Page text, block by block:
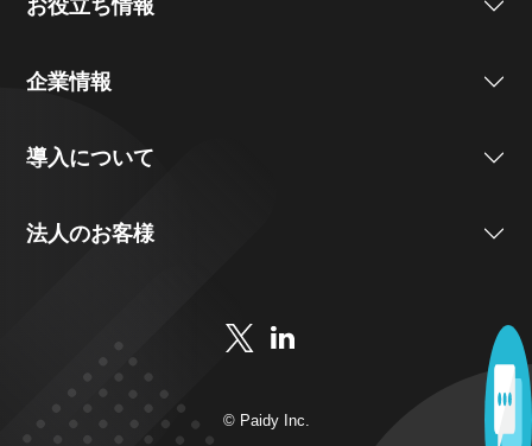
お役立ち情報
企業情報
導入について
法人のお客様
© Paidy Inc.